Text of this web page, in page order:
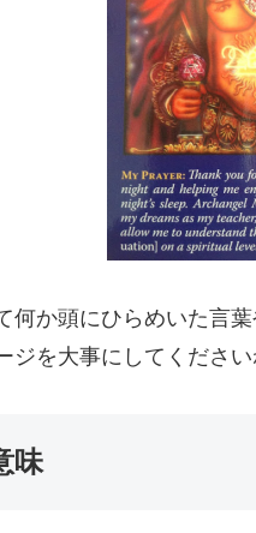
何か頭にひらめいた言
ジを大事にしてください
味